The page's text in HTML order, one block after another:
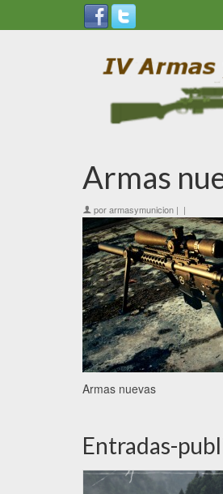
Armas
porarmasymunicion | |
Armas nuevas
Entradas-